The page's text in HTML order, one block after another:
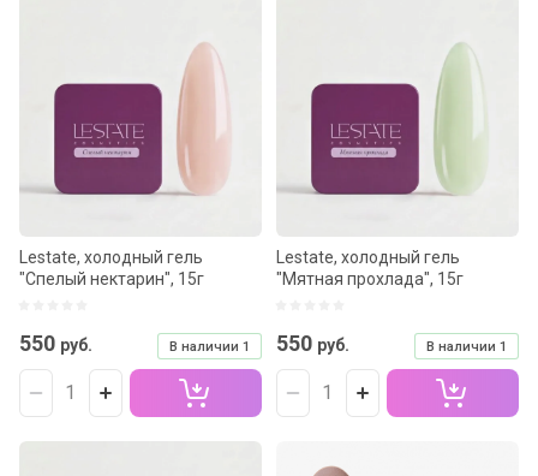
Lestate, холодный гель
"Спелый нектарин", 15г
В наличии 1
550 руб.
Lestate, холодный гель
"Мятная прохлада", 15г
В наличии 1
550 руб.